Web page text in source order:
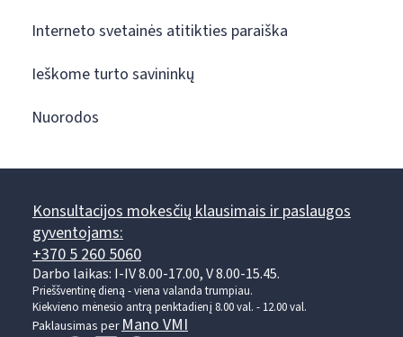
Interneto svetainės atitikties paraiška
Ieškome turto savininkų
Nuorodos
Konsultacijos mokesčių klausimais ir paslaugos
gyventojams:
+370 5 260 5060
Darbo laikas: I-IV 8.00-17.00, V 8.00-15.45.
Prieššventinę dieną - viena valanda trumpiau.
Kiekvieno mėnesio antrą penktadienį 8.00 val. - 12.00 val.
Paklausimas perMano VMI